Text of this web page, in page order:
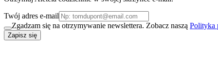
Twój adres e-mail
Zgadzam się na otrzymywanie newslettera. Zobacz naszą Polityka
Zapisz się